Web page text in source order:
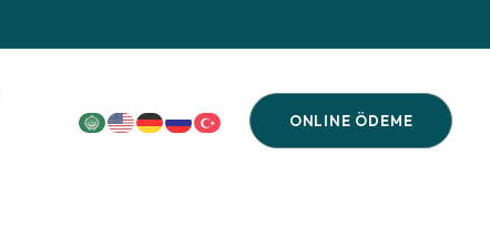
ONLINE ÖDEME